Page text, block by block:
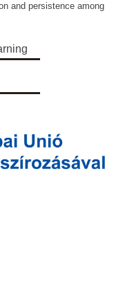
and persistence among